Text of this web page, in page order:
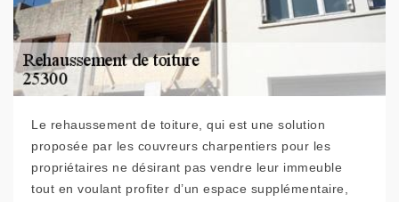
Le rehaussement de toiture, qui est une solution
proposée par les couvreurs charpentiers pour les
propriétaires ne désirant pas vendre leur immeuble
tout en voulant profiter d’un espace supplémentaire,